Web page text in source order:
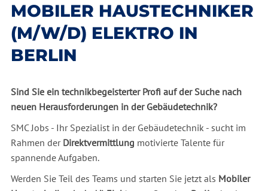
MOBILER HAUSTECHNIKER
(M/W/D) ELEKTRO IN
BERLIN
Sind Sie ein technikbegeisterter Profi auf der Suche nach
neuen Herausforderungen in der Gebäudetechnik?
SMC Jobs - Ihr Spezialist in der Gebäudetechnik - sucht im
Rahmen der Direktvermittlung motivierte Talente für
spannende Aufgaben.
Werden Sie Teil des Teams und starten Sie jetzt als Mobiler